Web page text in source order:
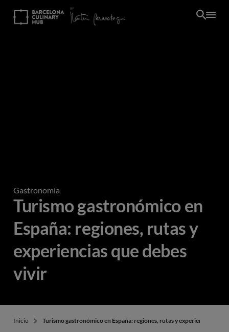
Gastronomía
Turismo gastronómico en
España: regiones, rutas y
experiencias que debes
vivir
Inicio Turismo gastronómico en España: regiones, rutas y experiencias que